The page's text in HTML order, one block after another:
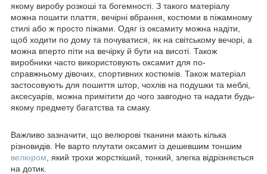
якому виробу розкоші та богемності. З такого матеріалу
можна пошити плаття, вечірні вбрання, костюми в піжамному
стилі або ж просто піжами. Одяг із оксамиту можна надіти,
щоб ходити по дому та почуватися, як на світському вечорі, а
можна вперто піти на вечірку й бути на висоті. Також
виробники часто використовують оксамит для по-
справжньому дівочих, спортивних костюмів. Також матеріал
застосовують для пошиття штор, чохлів на подушки та меблі,
аксесуарів, можна примітити до чого завгодно та надати будь-
якому предмету багатства та смаку.
Важливо зазначити, що велюрові тканини мають кілька
різновидів. Не варто плутати оксамит із дешевшим тоншим
велюром , який трохи жорсткіший, тонкий, злегка відрізняється
на дотик.